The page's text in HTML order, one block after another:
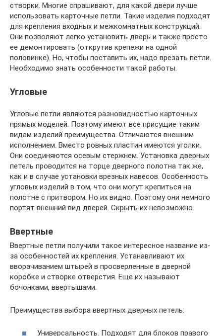
створки. Многие спрашивают, для какой двери лучше
использовать карточные петли. Такие изделия подходят
для крепления входных и межкомнатных конструкций.
Они позволяют легко установить дверь и также просто
ее демонтировать (открутив крепежи на одной
половинке). Но, чтобы поставить их, надо врезать петли.
Необходимо знать особенности такой работы.
Угловые
Угловые петли являются разновидностью карточных
прямых моделей. Поэтому имеют все присущие таким
видам изделий преимущества. Отличаются внешним
исполнением. Вместо ровных пластин имеются уголки.
Они соединяются осевым стержнем. Установка дверных
петель проводится на торце дверного полотна так же,
как и в случае установки врезных навесов. Особенность
угловых изделий в том, что они могут крепиться на
полотне с притвором. Но их видно. Поэтому они немного
портят внешний вид дверей. Скрыть их невозможно.
Ввертные
Ввертные петли получили такое интересное название из-
за особенностей их крепления. Устанавливают их
вворачиванием штырей в просверленные в дверной
коробке и створке отверстия. Еще их называют
бочонками, ввертышами.
Преимущества выбора ввертных дверных петель:
Универсальность. Подходят для блоков правого